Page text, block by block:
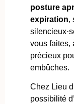
posture
expiration,
vous faites,
précieux
embûches.
Chez Lieu
possibilité